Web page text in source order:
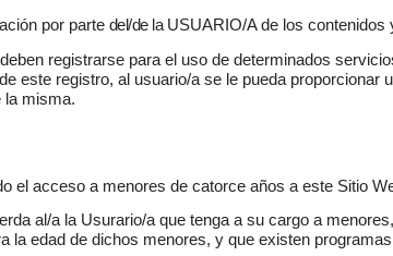
por parte del/de laUSUARIO/A de los contenidos
registrarse para el uso de determinados
este registro, al usuario/a se le pueda
la misma.
el acceso a menores de catorce años a este Sitio
al/a la Usurario/a que tenga a su cargo a
la edad de dichos menores, y que existen